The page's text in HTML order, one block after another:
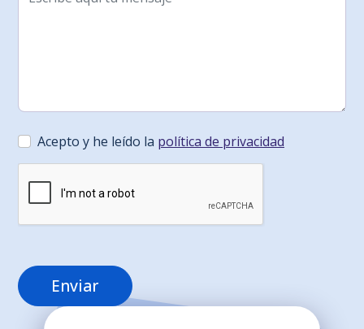
Acepto y he leído la política de privacidad